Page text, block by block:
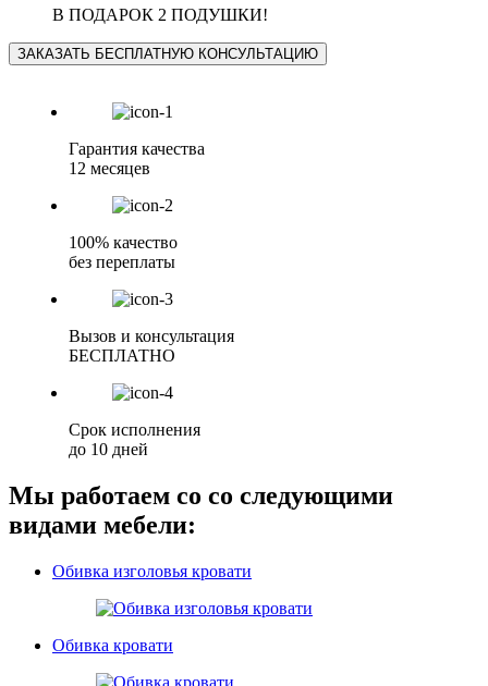
В ПОДАРОК 2 ПОДУШКИ!
ЗАКАЗАТЬ БЕСПЛАТНУЮ КОНСУЛЬТАЦИЮ
Гарантия качества
12 месяцев
100% качество
без переплаты
Вызов и консультация
БЕСПЛАТНО
Срок исполнения
до 10 дней
Мы работаем со со следующими
видами мебели:
Обивка изголовья кровати
Обивка кровати